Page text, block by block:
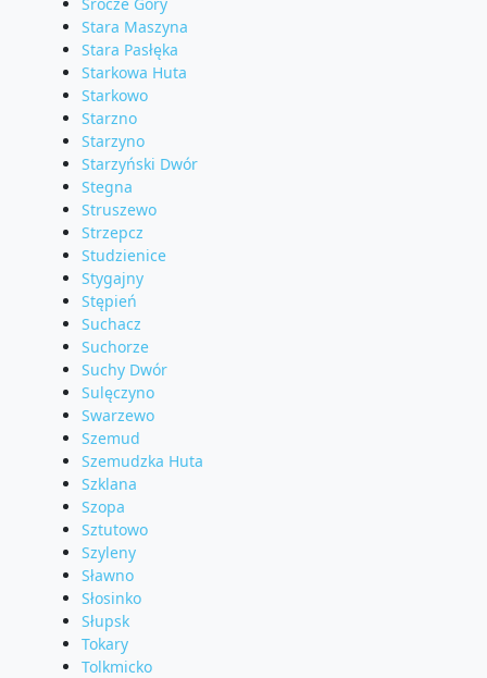
Stara Maszyna
Stara Pasłęka
Starkowa Huta
Starkowo
Starzno
Starzyno
Starzyński Dwór
Stegna
Struszewo
Strzepcz
Studzienice
Stygajny
Stępień
Suchacz
Suchorze
Suchy Dwór
Sulęczyno
Swarzewo
Szemud
Szemudzka Huta
Szklana
Szopa
Sztutowo
Szyleny
Sławno
Słosinko
Słupsk
Tokary
Tolkmicko